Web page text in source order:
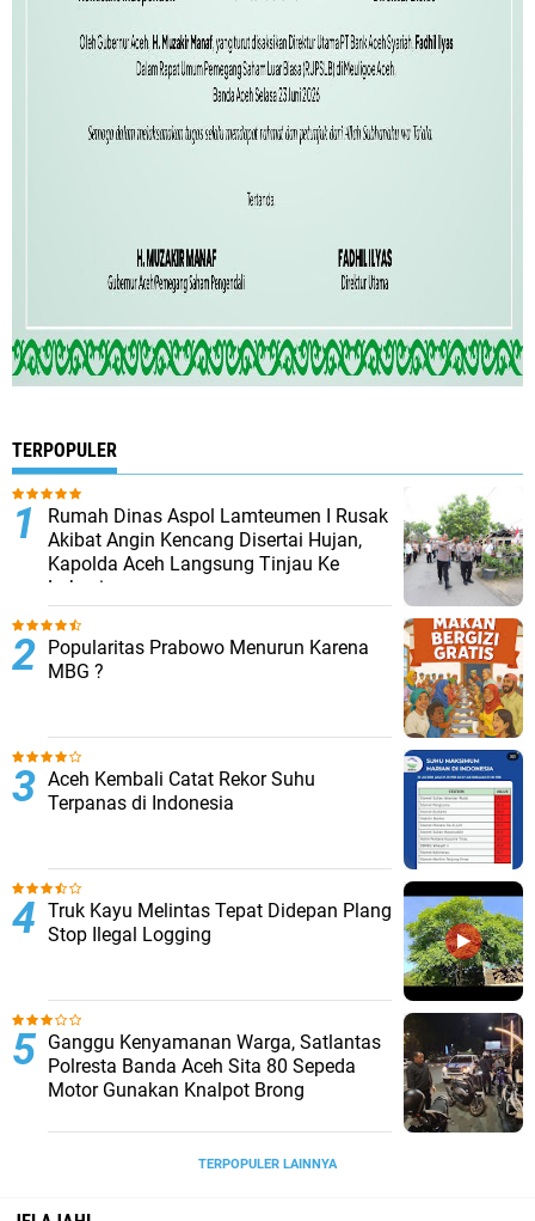
TERPOPULER
Rumah Dinas Aspol Lamteumen I Rusak
Akibat Angin Kencang Disertai Hujan,
Kapolda Aceh Langsung Tinjau Ke
Lokasi
Popularitas Prabowo Menurun Karena
MBG ?
Aceh Kembali Catat Rekor Suhu
Terpanas di Indonesia
Truk Kayu Melintas Tepat Didepan Plang
Stop Ilegal Logging
Ganggu Kenyamanan Warga, Satlantas
Polresta Banda Aceh Sita 80 Sepeda
Motor Gunakan Knalpot Brong
TERPOPULER LAINNYA